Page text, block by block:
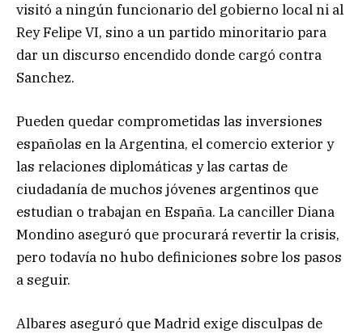
visitó a ningún funcionario del gobierno local ni al
Rey Felipe VI, sino a un partido minoritario para
dar un discurso encendido donde cargó contra
Sanchez.
Pueden quedar comprometidas las inversiones
españolas en la Argentina, el comercio exterior y
las relaciones diplomáticas y las cartas de
ciudadanía de muchos jóvenes argentinos que
estudian o trabajan en España. La canciller Diana
Mondino aseguró que procurará revertir la crisis,
pero todavía no hubo definiciones sobre los pasos
a seguir.
Albares aseguró que Madrid exige disculpas de